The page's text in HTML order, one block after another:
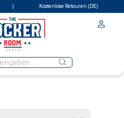
Kostenlose Retouren (DE)